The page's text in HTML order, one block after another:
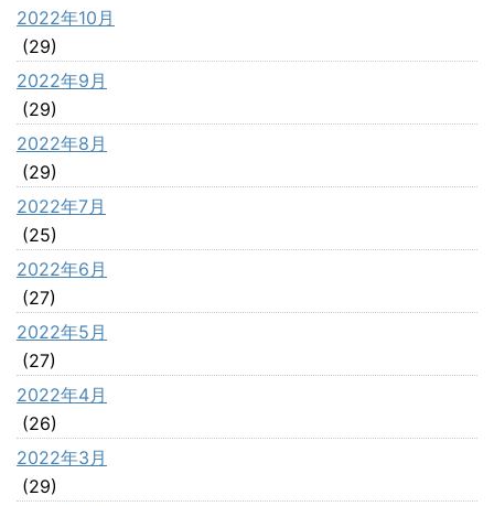
2022年10月
(29)
2022年9月
(29)
2022年8月
(29)
2022年7月
(25)
2022年6月
(27)
2022年5月
(27)
2022年4月
(26)
2022年3月
(29)